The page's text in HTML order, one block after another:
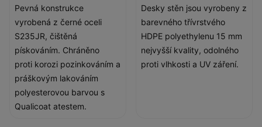
Pevná konstrukce
vyrobená z černé oceli
S235JR, čištěná
pískováním. Chráněno
proti korozi pozinkováním a
práškovým lakováním
polyesterovou barvou s
Qualicoat atestem.
Desky stěn jsou vyrobeny z
barevného třívrstvého
HDPE polyethylenu 15 mm
nejvyšší kvality, odolného
proti vlhkosti a UV záření.